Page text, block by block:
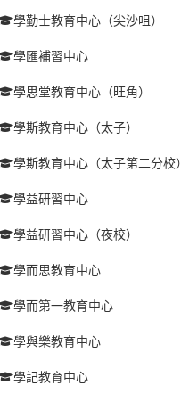
學勤士教育中心（尖沙咀）
學匯補習中心
學思堂教育中心（旺角）
學斯教育中心（太子）
學斯教育中心（太子第二分校）
學益研習中心
學益研習中心（夜校）
學而思教育中心
學而第一教育中心
學與樂教育中心
學記教育中心